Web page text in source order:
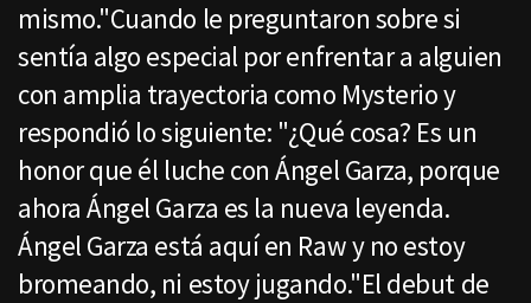
mismo."Cuando le preguntaron sobre si
sentía algo especial por enfrentar a alguien
con amplia trayectoria como Mysterio y
respondió lo siguiente: "¿Qué cosa? Es un
honor que él luche con Ángel Garza, porque
ahora Ángel Garza es la nueva leyenda.
Ángel Garza está aquí en Raw y no estoy
bromeando, ni estoy jugando."El debut de